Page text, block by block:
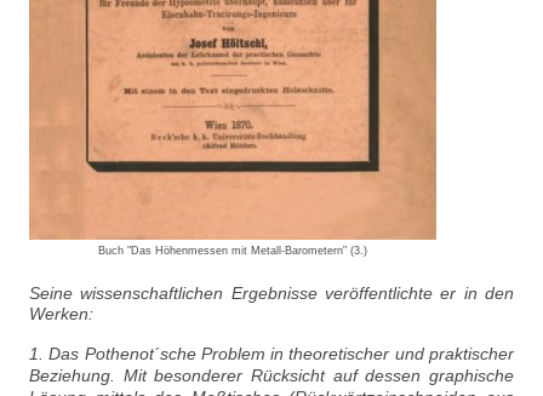
Buch "Das Höhenmessen mit Metall-Barometern" (3.)
Seine wissenschaftlichen Ergebnisse veröffentlichte er in den
Werken:
1. Das Pothenot´sche Problem in theoretischer und praktischer
Beziehung. Mit besonderer Rücksicht auf dessen graphische